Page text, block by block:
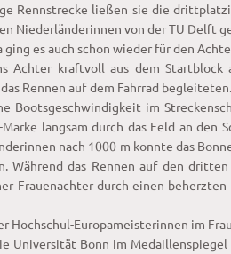
Rennstrecke ließen sie die
Niederländerinnen von der TU Delft
es auch schon wieder für den
Achter kraftvoll aus dem
Rennen auf dem Fahrrad
Bootsgeschwindigkeit im
langsam durch das Feld an den
nach 1000 m konnte das
Während das Rennen auf den
Frauenachter durch einen
Hochschul-Europameisterinnen im
Universität Bonn im